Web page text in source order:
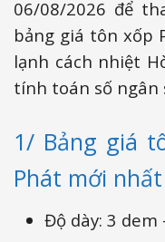
06/08/2026 để
bảng giá tôn xốp
lạnh cách nhiệt
tính toán số ngân
1/ Bảng giá
Phát mới nhất
Độ dày: 3 dem